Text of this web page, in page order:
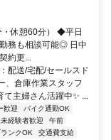
休憩60分） ◆平日
務も相談可能◎ 日中
約更...
配送/宅配/セールスド
、倉庫作業スタッフ
主婦さん活躍中✨ ...
歓迎
バイク通勤OK
未経験者歓迎
午前
ランクOK
交通費支給